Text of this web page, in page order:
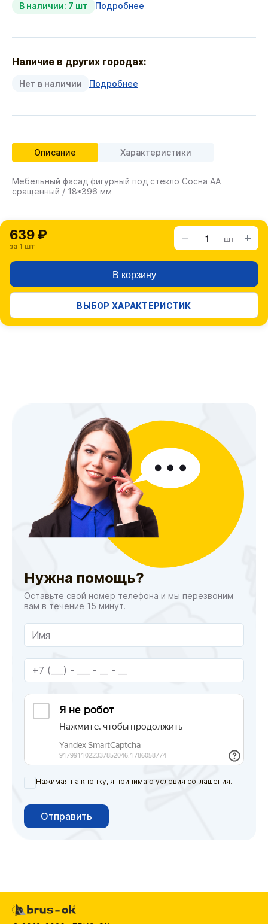
В наличии: 7 шт Подробнее
Наличие в других городах:
Нет в наличии Подробнее
Описание Характеристики
Мебельный фасад фигурный под стекло Сосна АА
сращенный / 18*396 мм
639 ₽
за 1 шт
шт
В корзину
ВЫБОР ХАРАКТЕРИСТИК
Нужна помощь?
Оставьте свой номер телефона и мы перезвоним
вам в течение 15 минут.
Нажимая на кнопку, я принимаю условия соглашения.
Отправить